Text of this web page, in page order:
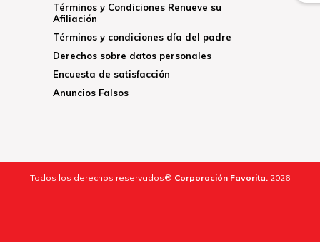
Términos y Condiciones Renueve su
Afiliación
Términos y condiciones día del padre
Derechos sobre datos personales
Encuesta de satisfacción
Anuncios Falsos
Todos los derechos reservados® Corporación Favorita. 2026